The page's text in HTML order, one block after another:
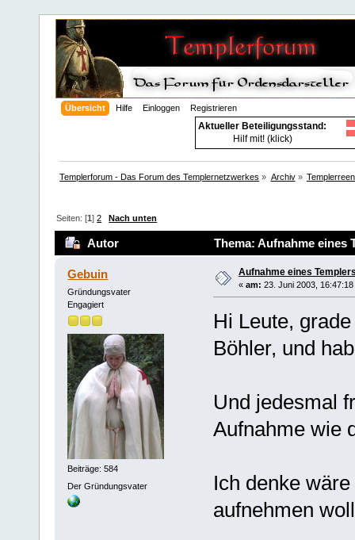
Übersicht Hilfe Einloggen Registrieren
Aktueller Beteiligungsstand:
Hilf mit! (klick)
Templerforum - Das Forum des Templernetzwerkes » Archiv»
Seiten: [1]2 Nach unten
Autor Thema: Aufnahme eines
Gebuin
Gründungsvater
Engagiert
Beiträge: 584
Der Gründungsvater
Aufnahme eines
« am: 23. Juni 2003, 16:47:18
Hi Leute,
Böhler, und
Und jedesmal
Aufnahme wie
Ich denke
aufnehmen